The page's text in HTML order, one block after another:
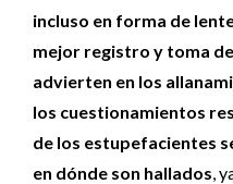
incluso en forma de
mejor registro y toma
advierten en los
los cuestionamientos
de los estupefacientes
en dónde son hallados,